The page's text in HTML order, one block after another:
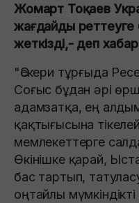
Жомарт Тоқаев
жағдайды реттеуге
жеткізді,- деп
"Әскери тұрғыда
Соғыс бұдан әрі
адамзатқа, ең
қақтығысына
мемлекеттерге
Өкінішке қарай,
бас тартып,
оңтайлы